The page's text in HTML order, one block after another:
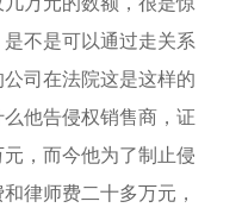
不是可以通过走关系
司在法院这是这样的
他告侵权销售商，证
，而今他为了制止侵
律师费二十多万元，